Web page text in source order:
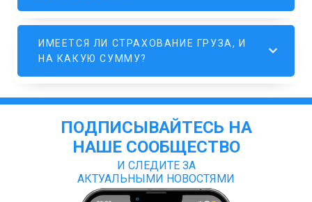
ИМЕЕТСЯ ЛИ СТРАХОВАНИЕ ГРУЗА, И
НА КАКУЮ СУММУ?
ПОДПИСЫВАЙТЕСЬ НА
НАШЕ СООБЩЕСТВО
И СЛЕДИТЕ ЗА
АКТУАЛЬНЫМИ НОВОСТЯМИ